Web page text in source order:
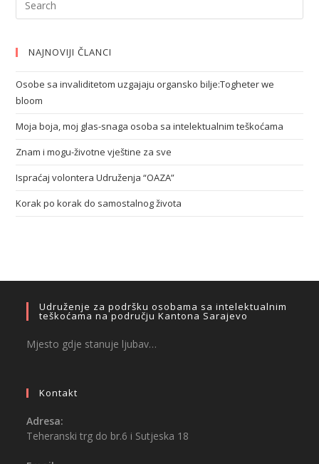
NAJNOVIJI ČLANCI
Osobe sa invaliditetom uzgajaju organsko bilje:Togheter we
bloom
Moja boja, moj glas-snaga osoba sa intelektualnim teškoćama
Znam i mogu-životne vještine za sve
Ispraćaj volontera Udruženja “OAZA”
Korak po korak do samostalnog života
Udruženje za podršku osobama sa intelektualnim
teškoćama na području Kantona Sarajevo
Mjesto gdje stanuje ljubav…
Kontakt
Adresa:
Teheranski trg do br.6 i Sutjeska 18